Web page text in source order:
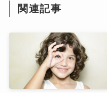
関連記事